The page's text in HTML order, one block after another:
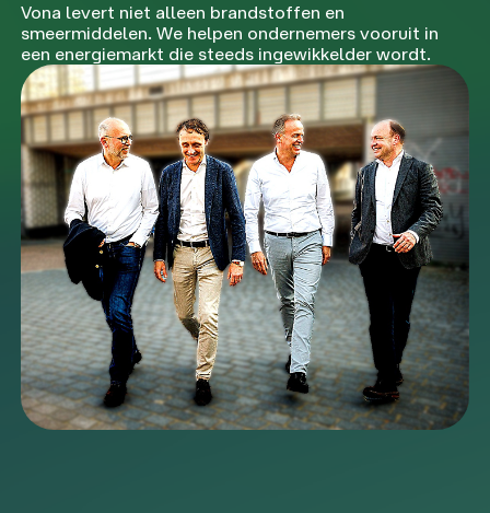
Vona levert niet alleen brandstoffen en
smeermiddelen. We helpen ondernemers vooruit in
een energiemarkt die steeds ingewikkelder wordt.